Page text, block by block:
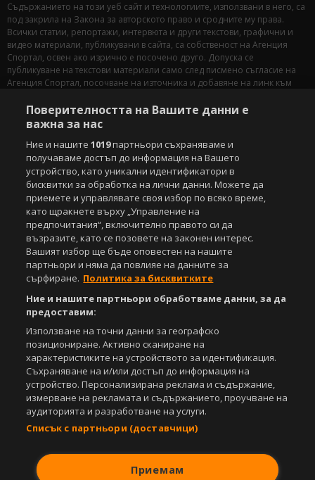
Съдържанието на този уеб сайт и технологиите, използвани в него, са
под закрила на Закона за авторското право и сродните му права.
Всички статии, репортажи, интервюта и други текстови, графични и
видео материали, публикувани в сайта, са собственост на Агенция
Спортал, освен ако изрично е посочено друго. Допуска се
публикуване на текстови материали само след писмено съгласие на
Агенция Спортал, посочване на източника и добавяне на линк към
публикувани в сайта, е строго забранено. Нарушителите ще бъдат
санкционирани с цялата строгост на закона.
СвалиБЕЗПЛАТНОТОприложение за:
Android
Powered by:
Поверителността на Вашите данни е
важна за нас
Ние и нашите1019партньори съхраняваме и
получаваме достъп до информация на Вашето
устройство, като уникални идентификатори в
бисквитки за обработка на лични данни. Можете да
приемете и управлявате своя избор по всяко време,
като щракнете върху „Управление на
предпочитания“, включително правото си да
възразите, като се позовете на законен интерес.
Вашият избор ще бъде оповестен на нашите
партньори и няма да повлияе на данните за
сърфиране. Политика за бисквитките
Ние и нашите партньори обработваме данни, за да
предоставим:
Използване на точни данни за географско
позициониране. Активно сканиране на
характеристиките на устройството за идентификация.
Съхраняване на и/или достъп до информация на
устройство. Персонализирана реклама и съдържание,
измерване на рекламата и съдържанието, проучване на
аудиторията и разработване на услуги.
Списък с партньори (доставчици)
Приемам